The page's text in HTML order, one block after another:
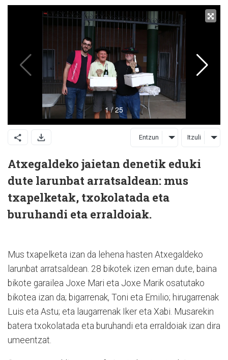
Entzun Itzuli
Atxegaldeko jaietan denetik eduki
dute larunbat arratsaldean: mus
txapelketak, txokolatada eta
buruhandi eta erraldoiak.
Mus txapelketa izan da lehena hasten Atxegaldeko
larunbat arratsaldean. 28 bikotek izen eman dute, baina
bikote garailea Joxe Mari eta Joxe Marik osatutako
bikotea izan da; bigarrenak, Toni eta Emilio; hirugarrenak
Luis eta Astu; eta laugarrenak Iker eta Xabi. Musarekin
batera txokolatada eta buruhandi eta erraldoiak izan dira
umeentzat.